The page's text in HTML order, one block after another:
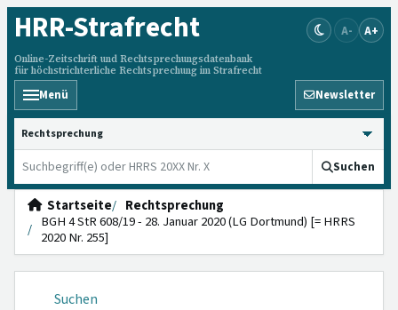
HRR-Strafrecht
Online-Zeitschrift und Rechtsprechungsdatenbank
für höchstrichterliche Rechtsprechung im Strafrecht
A- A+
Menü Newsletter
HRRS durchsuchen
Suchen
Startseite
Rechtsprechung
BGH 4 StR 608/19 - 28. Januar 2020 (LG Dortmund) [= HRRS
2020 Nr. 255]
Suchen